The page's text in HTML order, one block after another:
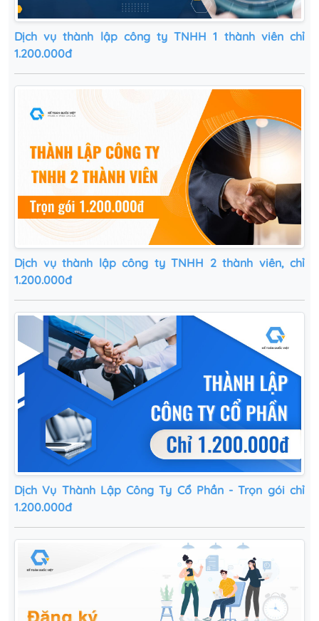
Dịch vụ thành lập công ty TNHH 1 thành viên chỉ
1.200.000đ
Dịch vụ thành lập công ty TNHH 2 thành viên, chỉ
1.200.000đ
Dịch Vụ Thành Lập Công Ty Cổ Phần - Trọn gói chỉ
1.200.000đ